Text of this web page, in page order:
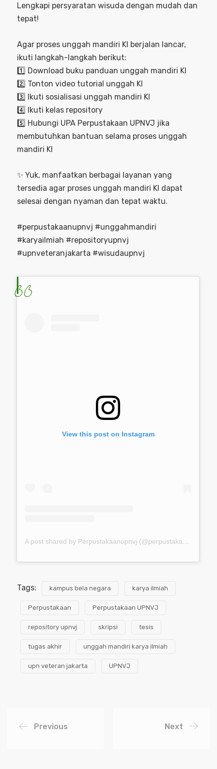
Lengkapi persyaratan wisuda dengan mudah dan
tepat!
Agar proses unggah mandiri KI berjalan lancar,
ikuti langkah-langkah berikut:
1️⃣ Download buku panduan unggah mandiri KI
2️⃣ Tonton video tutorial unggah KI
3️⃣ Ikuti sosialisasi unggah mandiri KI
4️⃣ Ikuti kelas repository
5️⃣ Hubungi UPA Perpustakaan UPNVJ jika
membutuhkan bantuan selama proses unggah
mandiri KI
✨ Yuk, manfaatkan berbagai layanan yang
tersedia agar proses unggah mandiri KI dapat
selesai dengan nyaman dan tepat waktu.
#perpustakaanupnvj #unggahmandiri
#karyailmiah #repositoryupnvj
#upnveteranjakarta #wisudaupnvj
View this post on Instagram
A post shared by Perpustakaanupnvj (@perpustakaanupnvj)
Tags: kampus bela negara karya ilmiah
Perpustakaan Perpustakaan UPNVJ
repository upnvj skripsi tesis
tugas akhir unggah mandiri karya ilmiah
upn veteran jakarta UPNVJ
Previous Next